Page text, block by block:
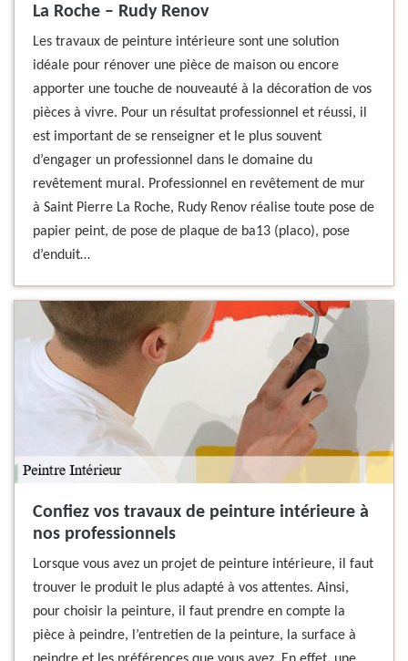
La Roche – Rudy Renov
Les travaux de peinture intérieure sont une solution
idéale pour rénover une pièce de maison ou encore
apporter une touche de nouveauté à la décoration de vos
pièces à vivre. Pour un résultat professionnel et réussi, il
est important de se renseigner et le plus souvent
d’engager un professionnel dans le domaine du
revêtement mural. Professionnel en revêtement de mur
à Saint Pierre La Roche, Rudy Renov réalise toute pose de
papier peint, de pose de plaque de ba13 (placo), pose
d’enduit…
Confiez vos travaux de peinture intérieure à
nos professionnels
Lorsque vous avez un projet de peinture intérieure, il faut
trouver le produit le plus adapté à vos attentes. Ainsi,
pour choisir la peinture, il faut prendre en compte la
pièce à peindre, l’entretien de la peinture, la surface à